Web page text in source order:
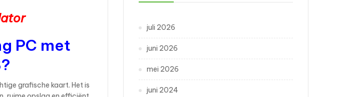
PC met
grafische kaart. Het is
juli 2026
juni 2026
mei 2026
juni 2024